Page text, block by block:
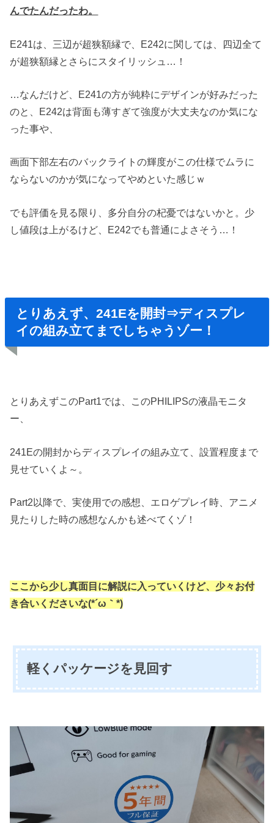
んでたんだったわ。
E241は、三辺が超狭額縁で、E242に関しては、四辺全て
が超狭額縁とさらにスタイリッシュ…！
…なんだけど、E241の方が純粋にデザインが好みだった
のと、E242は背面も薄すぎて強度が大丈夫なのか気にな
った事や、
画面下部左右のバックライトの輝度がこの仕様でムラに
ならないのかが気になってやめといた感じｗ
でも評価を見る限り、多分自分の杞憂ではないかと。少
し値段は上がるけど、E242でも普通によさそう…！
とりあえず、241Eを開封⇒ディスプレ
イの組み立てまでしちゃうゾー！
とりあえずこのPart1では、このPHILIPSの液晶モニタ
ー、
241Eの開封からディスプレイの組み立て、設置程度まで
見せていくよ～。
Part2以降で、実使用での感想、エロゲプレイ時、アニメ
見たりした時の感想なんかも述べてくゾ！
ここから少し真面目に解説に入っていくけど、少々お付
き合いくださいな(*´ω｀*)
軽くパッケージを見回す